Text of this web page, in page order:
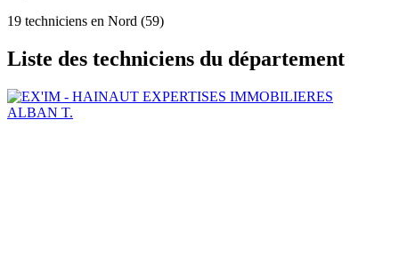
19 techniciens en Nord (59)
Liste des techniciens du département
ALBAN T.